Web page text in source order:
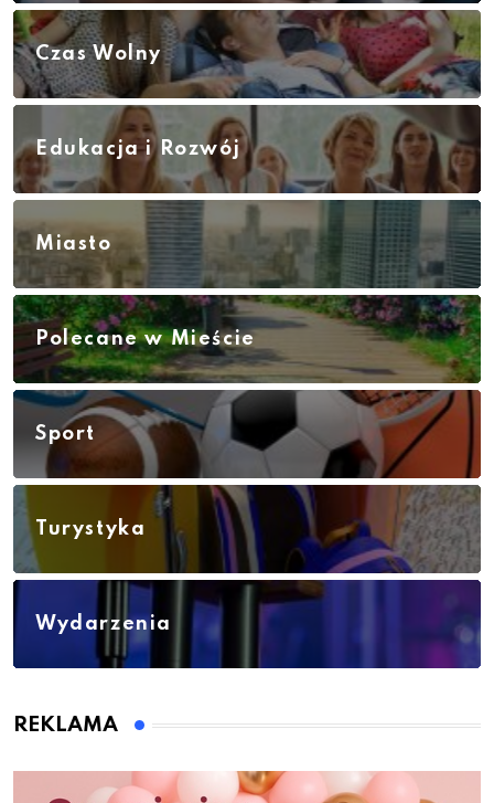
Czas Wolny
Edukacja i Rozwój
Miasto
Polecane w Mieście
Sport
Turystyka
Wydarzenia
REKLAMA